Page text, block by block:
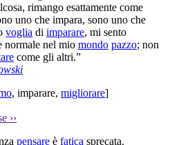
rimango esattamente come
uno che impara, sono uno che
voglia di imparare, mi sento
normale nel mio mondo pazzo; non
come gli altri.”
, imparare, migliorare]
››
pensare è fatica sprecata.